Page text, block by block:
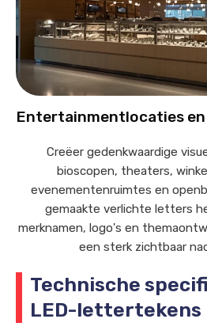
Entertainmentlocaties
Creëer gedenkwaardige
bioscopen, theaters,
evenementenruimtes en
gemaakte verlichte letters
merknamen, logo's en
een sterk zichtbaar
Technische
LED-lettertekens